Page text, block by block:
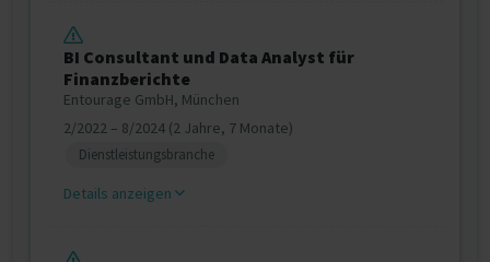
BI Consultant und Data Analyst für
Finanzberichte
Entourage GmbH, München
2/2022 – 8/2024 (2 Jahre, 7 Monate)
Dienstleistungsbranche
Details anzeigen